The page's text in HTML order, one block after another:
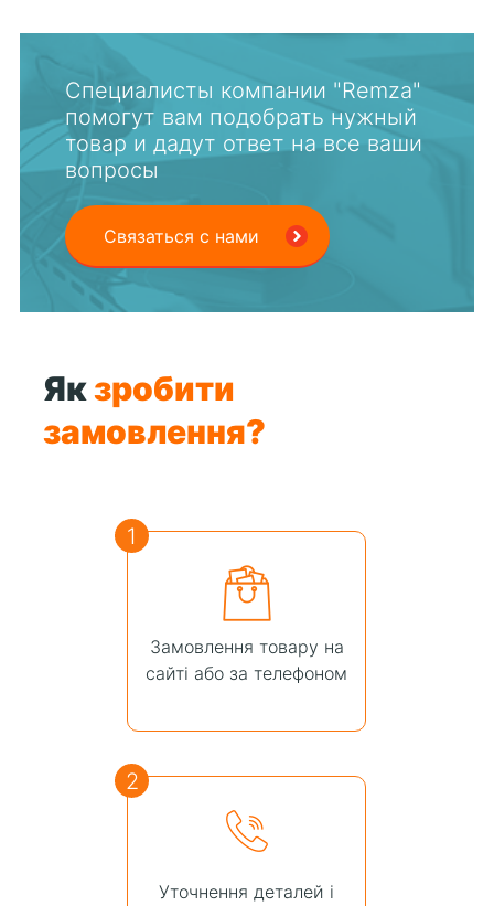
Специалисты компании "Remza"
помогут вам подобрать нужный
товар и дадут ответ на все ваши
вопросы
Связаться с нами
Якзробити
замовлення?
1
Замовлення товару на
сайті або за телефоном
2
Уточнення деталей і